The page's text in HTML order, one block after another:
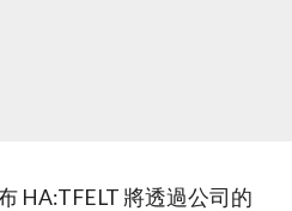
HA:TFELT 將透過公司的